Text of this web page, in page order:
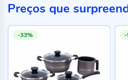
Preços que
-33% -